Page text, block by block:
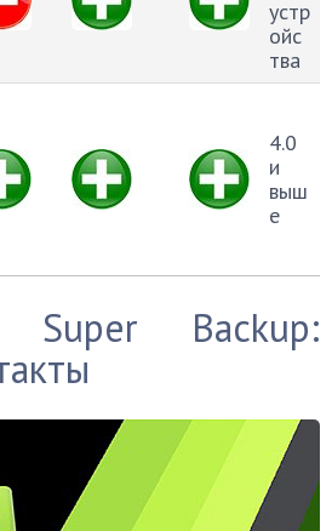
устр
ойс
тва
4.0
и
выш
е
Super Backup: